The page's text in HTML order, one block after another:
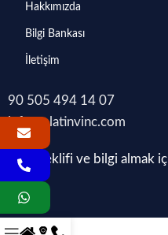
Hakkımızda
Bilgi Bankası
İletişim
90 505 494 14 07
info@platinvinc.com
Fiyat teklifi ve bilgi almak